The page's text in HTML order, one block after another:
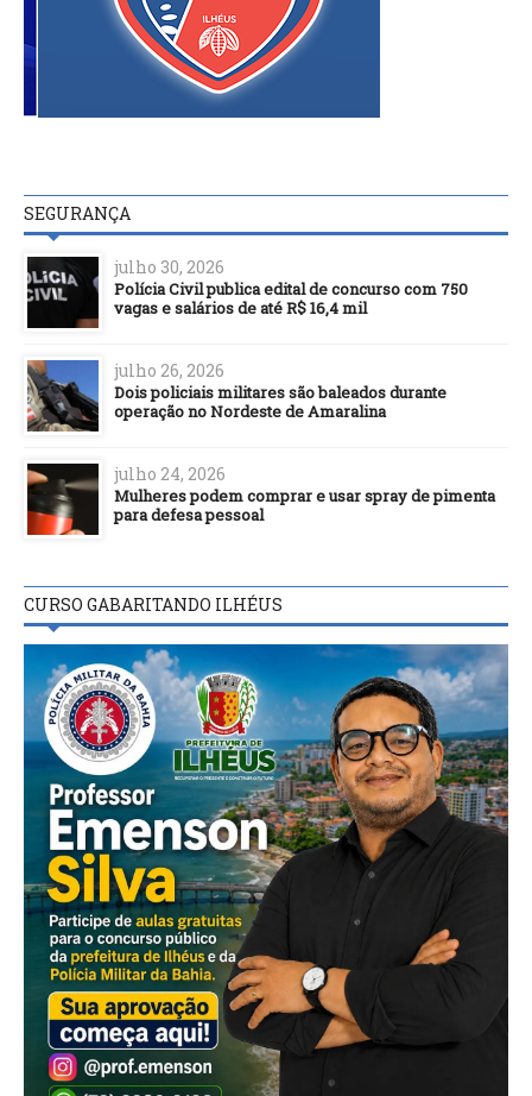
SEGURANÇA
julho 30, 2026
Polícia Civil publica edital de concurso com 750
vagas e salários de até R$ 16,4 mil
julho 26, 2026
Dois policiais militares são baleados durante
operação no Nordeste de Amaralina
julho 24, 2026
Mulheres podem comprar e usar spray de pimenta
para defesa pessoal
CURSO GABARITANDO ILHÉUS